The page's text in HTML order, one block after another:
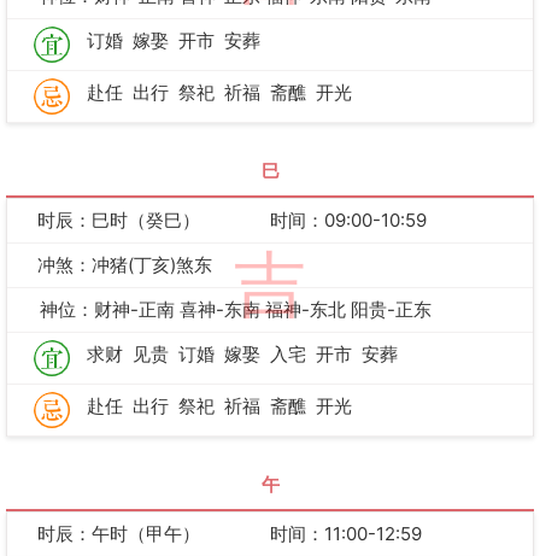
订婚 嫁娶 开市 安葬
赴任 出行 祭祀 祈福 斋醮 开光
巳
吉
时辰：巳时（癸巳）
时间：09:00-10:59
冲煞：冲猪(丁亥)煞东
神位：财神-正南 喜神-东南 福神-东北 阳贵-正东
求财 见贵 订婚 嫁娶 入宅 开市 安葬
赴任 出行 祭祀 祈福 斋醮 开光
午
时辰：午时（甲午）
时间：11:00-12:59